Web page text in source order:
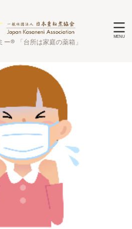
ー® 「台所は家庭の薬箱」